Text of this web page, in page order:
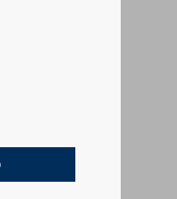
Wert ein